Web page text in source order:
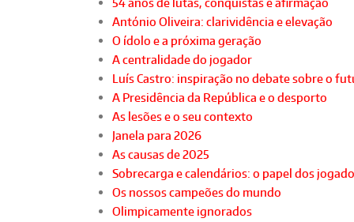
54 anos de lutas, conquistas e afirmação
António Oliveira: clarividência e elevação
O ídolo e a próxima geração
A centralidade do jogador
Luís Castro: inspiração no debate sobre o
A Presidência da República e o desporto
As lesões e o seu contexto
Janela para 2026
As causas de 2025
Sobrecarga e calendários: o papel dos
Os nossos campeões do mundo
Olimpicamente ignorados